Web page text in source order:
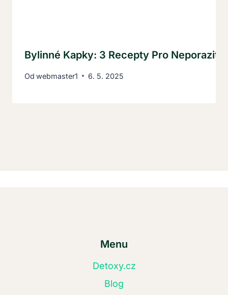
Bylinné Kapky: 3 Recepty Pro
Od webmaster1 6. 5. 2025
Menu
Detoxy.cz
Blog